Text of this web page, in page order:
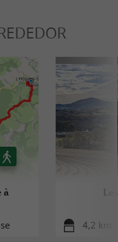
à
4,2 km